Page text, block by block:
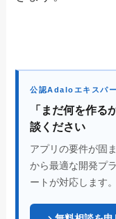
公認Adaloエキスパ
「まだ何を作る
談ください
アプリの要件が固
から最適な開発プ
ートが対応します。